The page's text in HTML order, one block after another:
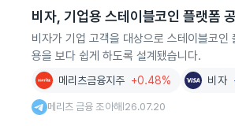
비자, 기업용 스테이블코인 플랫폼
비자가 기업 고객을 대상으로 스테이블코
용을 보다 쉽게 하도록 설계됐습니다.
메리츠금융지주 +0.48% 비자
메리츠 금융 조아해 26.07.20